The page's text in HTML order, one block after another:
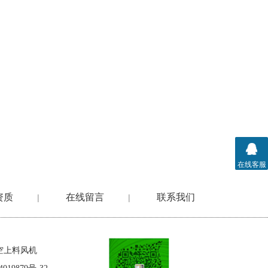
质 | 在线留言 | 联系我们
上料风机
在线客服